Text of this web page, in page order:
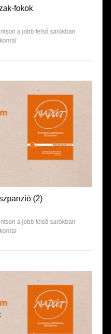
fokok
a jobb felső sarokban
(2)
a jobb felső sarokban